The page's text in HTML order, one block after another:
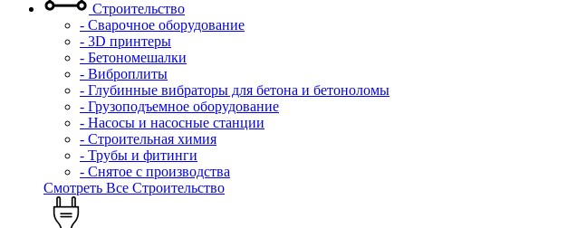
Строительство
- Сварочное оборудование
- 3D принтеры
- Бетономешалки
- Виброплиты
- Глубинные вибраторы для бетона и бетоноломы
- Грузоподъемное оборудование
- Насосы и насосные станции
- Строительная химия
- Трубы и фитинги
- Снятое с производства
Смотреть Все Строительство